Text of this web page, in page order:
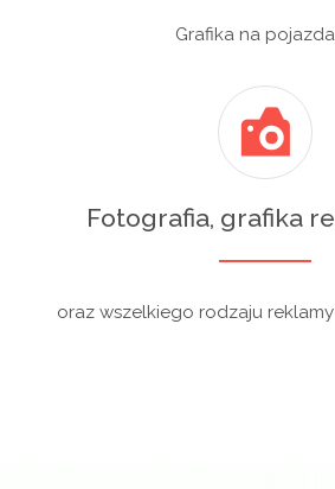
Grafika na
Fotografia, grafika
oraz wszelkiego rodzaju